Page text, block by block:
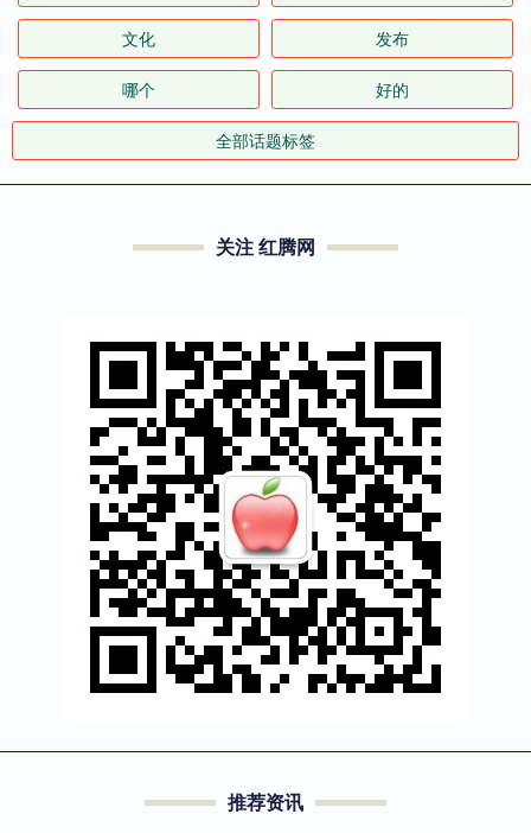
文化 发布
哪个 好的
全部话题标签
关注 红腾网
推荐资讯